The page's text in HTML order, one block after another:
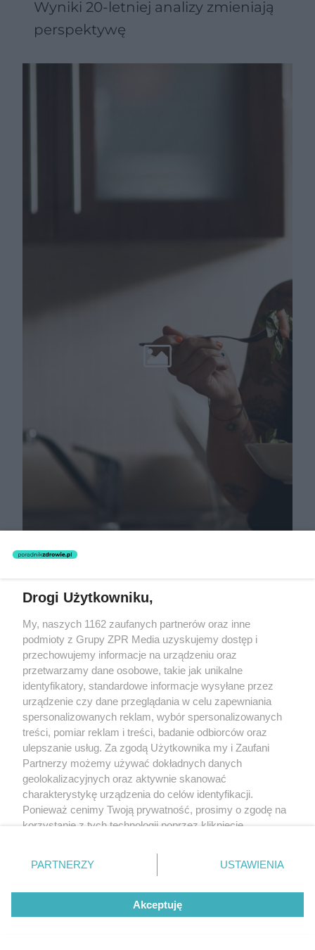
Wyniki 20-letniej analizy zmieniają
perspektywę
Popularna metoda odchudzania
działa dłużej, niż sądzono.
Wystarczyły trzy miesiące
Drogi Użytkowniku,
My, naszych 1162 zaufanych partnerów oraz inne
podmioty z Grupy ZPR Media uzyskujemy dostęp i
przechowujemy informacje na urządzeniu oraz
przetwarzamy dane osobowe, takie jak unikalne
identyfikatory, standardowe informacje wysyłane przez
urządzenie czy dane przeglądania w celu zapewniania
spersonalizowanych reklam, wybór spersonalizowanych
treści, pomiar reklam i treści, badanie odbiorców oraz
ulepszanie usług. Za zgodą Użytkownika my i Zaufani
Partnerzy możemy używać dokładnych danych
geolokalizacyjnych oraz aktywnie skanować
charakterystykę urządzenia do celów identyfikacji.
Ponieważ cenimy Twoją prywatność, prosimy o zgodę na
korzystanie z tych technologii poprzez kliknięcie
zmienić/wycofać klikając przycisk ustawień prywatności
znajdujący się w lewym dolnym rogu strony
rodzaje przetwarzania danych nie wymagają zgody
użytkownika, ale masz prawo sprzeciwić się takiemu
przetwarzaniu. Preferencje będą miały zastosowanie tylko
PARTNERZY USTAWIENIA
Akceptuję